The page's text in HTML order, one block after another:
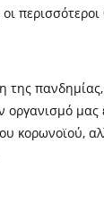
πανδημίας,
οργανισμό μας
κορωνοϊού,